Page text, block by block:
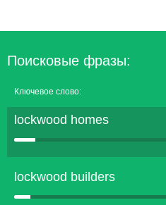
Поисковые фразы:
Ключевое слово:
lockwood homes
lockwood builders